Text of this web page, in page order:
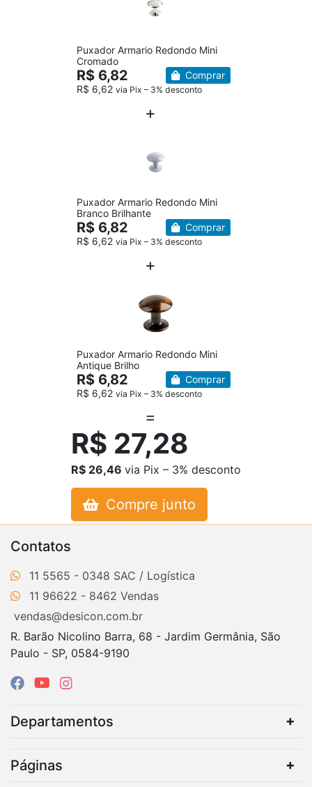
Puxador Armario Redondo Mini
Cromado
R$ 6,82
R$ 6,62 via Pix – 3% desconto
Comprar
Puxador Armario Redondo Mini
Branco Brilhante
R$ 6,82
R$ 6,62 via Pix – 3% desconto
Comprar
Puxador Armario Redondo Mini
Antique Brilho
R$ 6,82
R$ 6,62 via Pix – 3% desconto
Comprar
R$ 27,28
R$ 26,46 via Pix – 3% desconto
Compre junto
Contatos
11 5565 - 0348
11 96622 - 8462
vendas@desicon.com.br
R. Barão Nicolino Barra, 68 - Jardim Germânia, São
Paulo - SP, 0584-9190
Departamentos
Páginas